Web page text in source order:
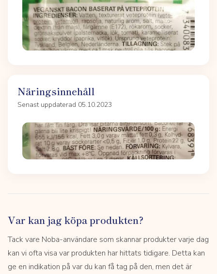
Näringsinnehåll
Senast uppdaterad 05.10.2023
Var kan jag köpa produkten?
Tack vare Noba-användare som skannar produkter varje dag
kan vi ofta visa var produkten har hittats tidigare. Detta kan
ge en indikation på var du kan få tag på den, men det är